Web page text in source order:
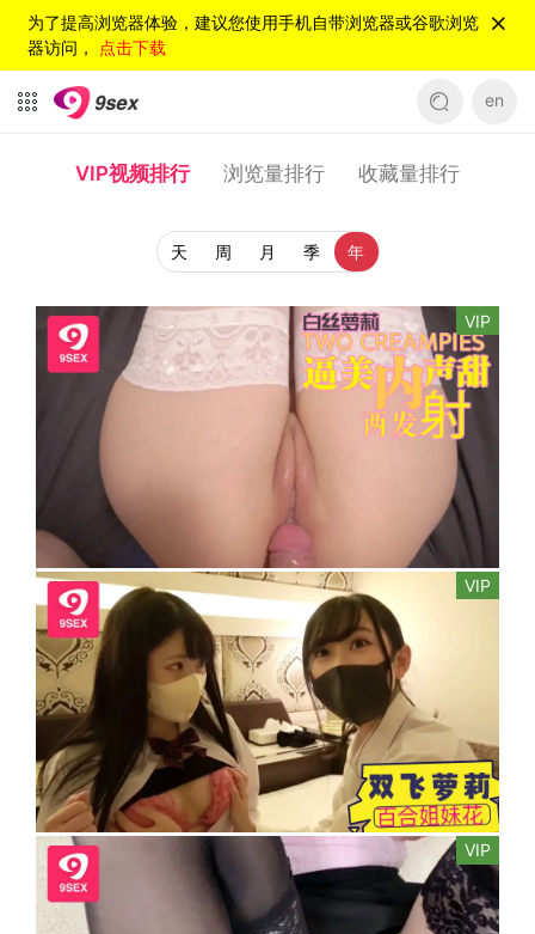
为了提高浏览器体验，建议您使用手机自带浏览器或谷歌浏览
器访问， 点击下载
en
VIP视频排行 浏览量排行 收藏量排行
天 周 月 季 年
VIP
VIP
VIP